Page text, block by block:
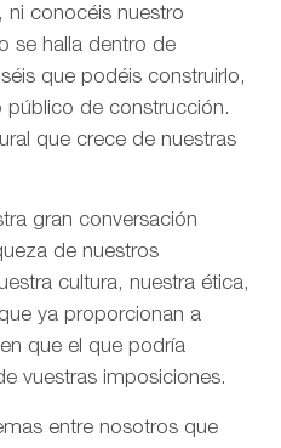
ni conocéis nuestro
se halla dentro de
que podéis construirlo,
de construcción.
que crece de nuestras
gran conversación
de nuestros
cultura, nuestra ética,
ya proporcionan a
que el que podría
vuestras imposiciones.
entre nosotros que